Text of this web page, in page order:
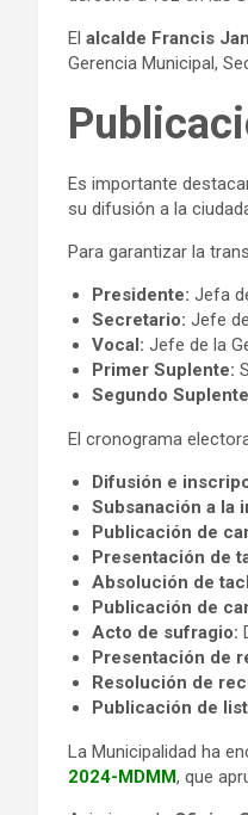
El alcalde Francis
Gerencia Municipal,
Es importante
su difusión a la
Para garantizar la
Presidente: Jefa
Secretario: Jefe
Vocal: Jefe de la
Primer Suplente:
Segundo
El cronograma
Difusión e
Subsanación a la
Publicación de
Presentación de
Absolución de
Publicación de
Acto de sufragio:
Presentación de
Resolución de
Publicación de
La Municipalidad ha
2024-MDMM, que